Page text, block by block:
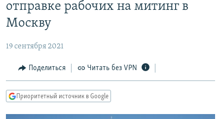
основному
Вернутся
Вернутся
АВТОРСКИЕ ПРОЕКТЫ
МНЕНИЯ
КУЛЬТУРА
КАВКАЗ.РЕАЛИИ
отправке рабочих на митинг в
Москву
19 сентября 2021
Поделиться Читать без VPN
Приоритетный источник в Google